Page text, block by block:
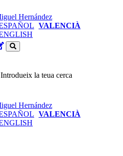
VALENCIÀ
Introdueix la teua cerca
VALENCIÀ